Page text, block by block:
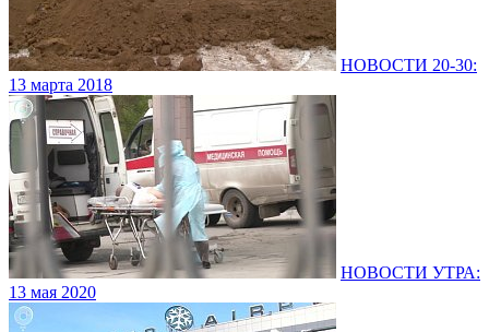
НОВОСТИ 20-30:
13 марта 2018
НОВОСТИ УТРА:
13 мая 2020